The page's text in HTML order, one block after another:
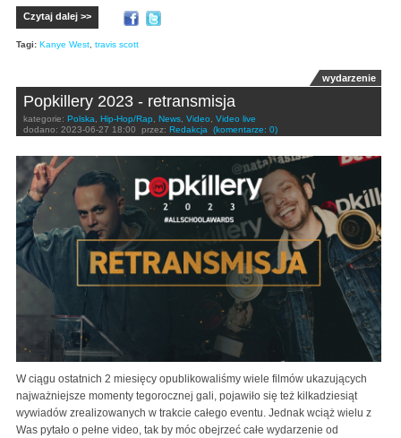
Czytaj dalej >>
Tagi: Kanye West, travis scott
wydarzenie
Popkillery 2023 - retransmisja
kategorie: Polska, Hip-Hop/Rap, News, Video, Video live
dodano: 2023-06-27 18:00 przez: Redakcja (komentarze: 0)
W ciągu ostatnich 2 miesięcy opublikowaliśmy wiele filmów ukazujących
najważniejsze momenty tegorocznej gali, pojawiło się też kilkadziesiąt
wywiadów zrealizowanych w trakcie całego eventu. Jednak wciąż wielu z
Was pytało o pełne video, tak by móc obejrzeć całe wydarzenie od